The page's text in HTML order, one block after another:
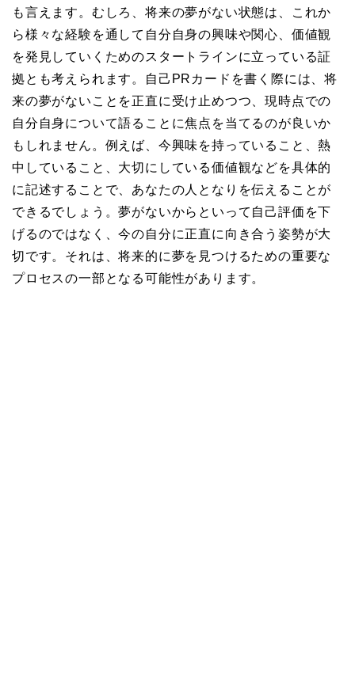
も言えます。むしろ、将来の夢がない状態は、これか
ら様々な経験を通して自分自身の興味や関心、価値観
を発見していくためのスタートラインに立っている証
拠とも考えられます。自己PRカードを書く際には、将
来の夢がないことを正直に受け止めつつ、現時点での
自分自身について語ることに焦点を当てるのが良いか
もしれません。例えば、今興味を持っていること、熱
中していること、大切にしている価値観などを具体的
に記述することで、あなたの人となりを伝えることが
できるでしょう。夢がないからといって自己評価を下
げるのではなく、今の自分に正直に向き合う姿勢が大
切です。それは、将来的に夢を見つけるための重要な
プロセスの一部となる可能性があります。